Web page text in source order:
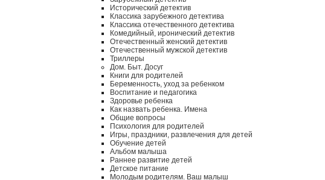
Исторический детектив
Классика зарубежного детектива
Классика отечественного детектива
Комедийный, иронический детектив
Отечественный женский детектив
Отечественный мужской детектив
Триллеры
Дом. Быт. Досуг
Книги для родителей
Беременность, уход за ребенком
Воспитание и педагогика
Здоровье ребенка
Как назвать ребенка. Имена
Общие вопросы
Психология для родителей
Игры, праздники, развлечения для детей
Обучение детей
Альбом малыша
Раннее развитие детей
Детское питание
Молодым родителям. Ваш малыш